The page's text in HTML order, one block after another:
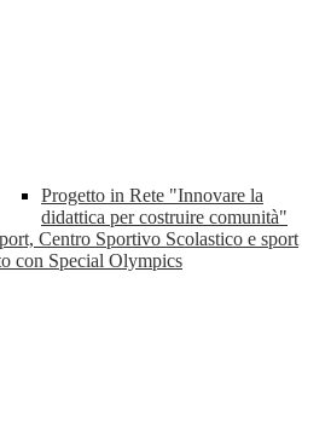
Progetto in Rete "Innovare la
didattica per costruire comunità"
Centro Sportivo Scolastico e sport
con Special Olympics